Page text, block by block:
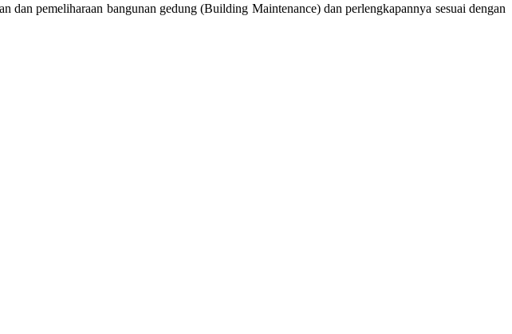
pemeliharaan bangunan gedung (Building Maintenance) dan perlengkapannya sesuai dengan